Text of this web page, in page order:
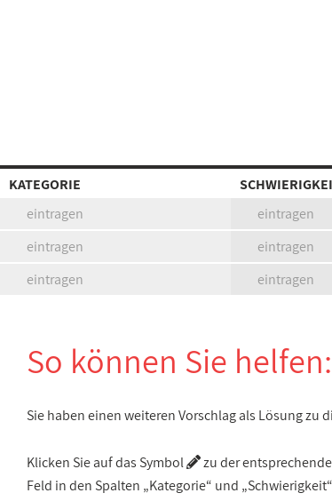
KATEGORIE
eintragen
eintragen
eintragen
eintragen
eintragen
eintragen
So können Sie helfen:
Sie haben einen weiteren Vorschlag als Lösung zu
Klicken Sie auf das Symbol
zu der
Feld in den Spalten „Kategorie“ und